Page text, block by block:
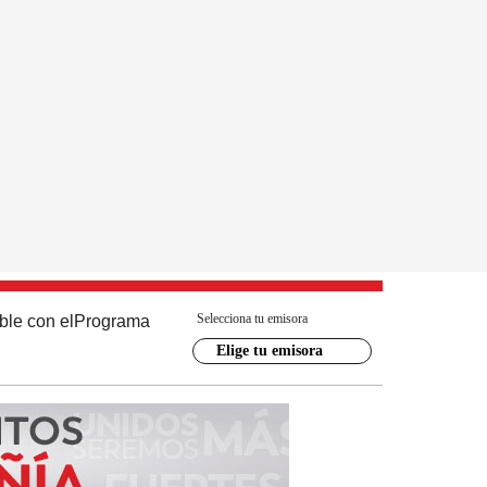
con el Programa Selecciona tu emisora
Elige tu emisora